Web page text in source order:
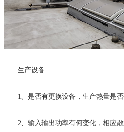
生产设备
1、是否有更换设备，生产热量是否
2、输入输出功率有何变化，相应散